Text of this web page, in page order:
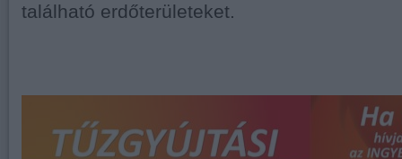
található erdőterületeket.